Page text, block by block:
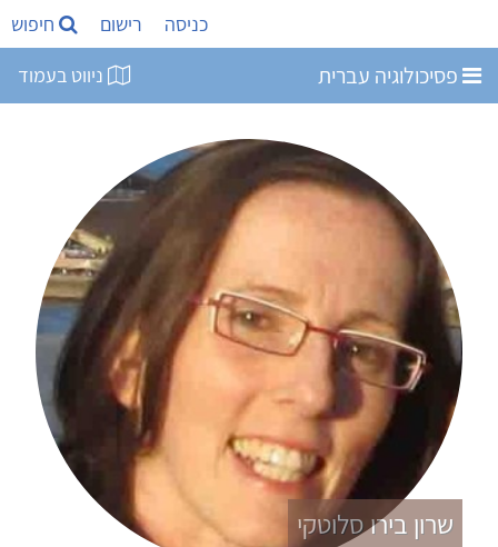
כניסה רישום חיפוש
פסיכולוגיה עברית ניווט בעמוד
שרון בירו סלוטקי